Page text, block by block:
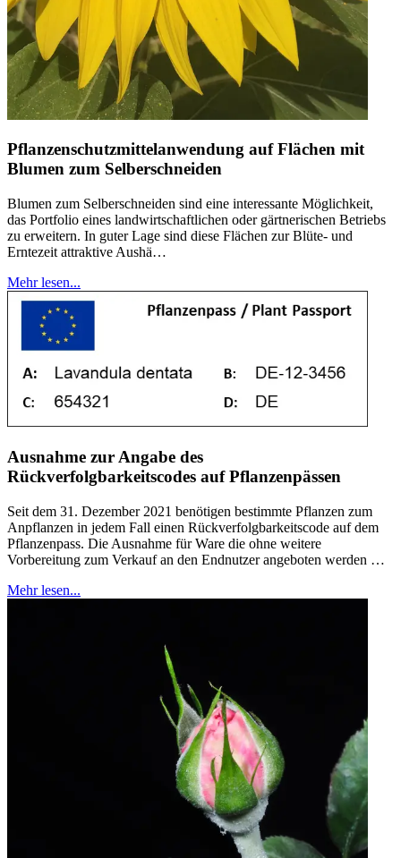
Pflanzenschutzmittelanwendung auf Flächen mit
Blumen zum Selberschneiden
Blumen zum Selberschneiden sind eine interessante Möglichkeit,
das Portfolio eines landwirtschaftlichen oder gärtnerischen Betriebs
zu erweitern. In guter Lage sind diese Flächen zur Blüte- und
Erntezeit attraktive Aushä…
Mehr lesen...
Ausnahme zur Angabe des
Rückverfolgbarkeitscodes auf Pflanzenpässen
Seit dem 31. Dezember 2021 benötigen bestimmte Pflanzen zum
Anpflanzen in jedem Fall einen Rückverfolgbarkeitscode auf dem
Pflanzenpass. Die Ausnahme für Ware die ohne weitere
Vorbereitung zum Verkauf an den Endnutzer angeboten werden …
Mehr lesen...